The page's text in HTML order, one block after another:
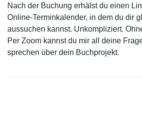
Nach der Buchung erhälst du einen
Online-Terminkalender, in dem du dir
aussuchen kannst. Unkompliziert.
Per Zoom kannst du mir all deine
sprechen über dein Buchprojekt.